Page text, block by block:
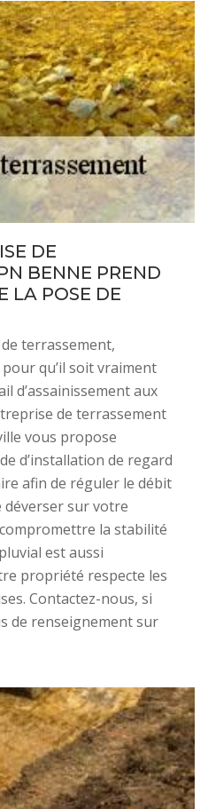
DE
BENNE PREND
LA POSE DE
terrassement,
qu’il soit vraiment
d’assainissement aux
de terrassement
vous propose
d’installation de regard
afin de réguler le débit
déverser sur votre
la stabilité
est aussi
propriété respecte les
Contactez-nous, si
de renseignement sur